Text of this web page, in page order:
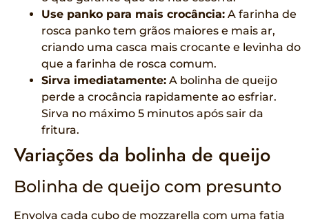
Use panko para mais crocância: A farinha de
rosca panko tem grãos maiores e mais ar,
criando uma casca mais crocante e levinha do
que a farinha de rosca comum.
Sirva imediatamente: A bolinha de queijo
perde a crocância rapidamente ao esfriar.
Sirva no máximo 5 minutos após sair da
fritura.
Variações da bolinha de queijo
Bolinha de queijo com presunto
Envolva cada cubo de mozzarella com uma fatia